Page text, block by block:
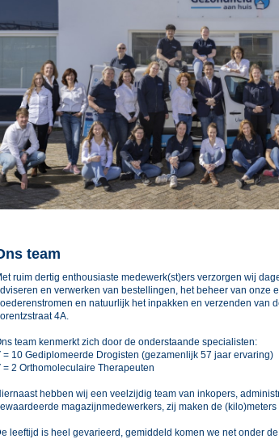
team
ruim dertig enthousiaste medewerk(st)ers verzorgen wij
en verwerken van bestellingen, het beheer van onze
en natuurlijk het inpakken en verzenden van
4A.
team kenmerkt zich door de onderstaande specialisten:
= 10 Gediplomeerde Drogisten (gezamenlijk 57 jaar ervaring)
= 2 Orthomoleculaire Therapeuten
hebben wij een veelzijdig team van inkopers,
magazijnmedewerkers, zij maken de (kilo)meters
leeftijd is heel gevarieerd, gemiddeld komen we net onder